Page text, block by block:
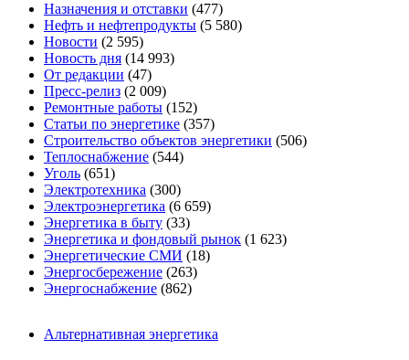
Назначения и отставки (477)
Нефть и нефтепродукты (5 580)
Новости (2 595)
Новость дня (14 993)
От редакции (47)
Пресс-релиз (2 009)
Ремонтные работы (152)
Статьи по энергетике (357)
Строительство объектов энергетики (506)
Теплоснабжение (544)
Уголь (651)
Электротехника (300)
Электроэнергетика (6 659)
Энергетика в быту (33)
Энергетика и фондовый рынок (1 623)
Энергетические СМИ (18)
Энергосбережение (263)
Энергоснабжение (862)
Альтернативная энергетика